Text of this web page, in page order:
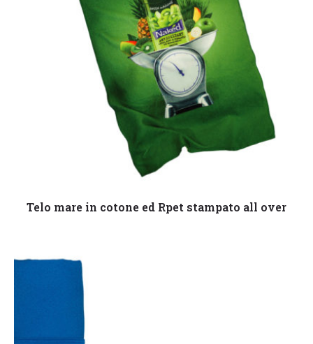
Leggi tutto
Telo mare in cotone ed Rpet stampato all over